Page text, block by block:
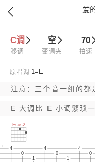
 爱
C调
移调
空
变调夹
70
拍速
原唱调 1= E
注意：三个音一组的都
E 大调比 E 小调繁琐
4
0
1
4
0
1
4
0
Esus2
1